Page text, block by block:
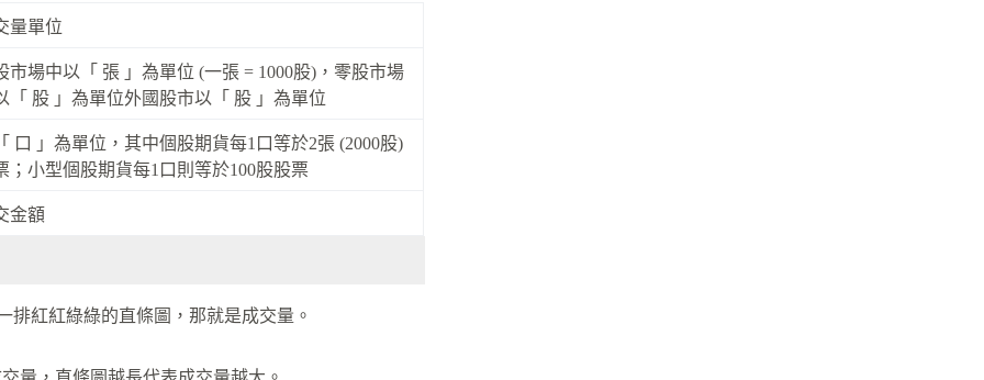
量單位
市場中以「 張 」為單位 (一張 = 1000股)，零股市場
「 股 」為單位外國股市以「 股 」為單位
口 」為單位，其中個股期貨每1口等於2張 (2000股)
；小型個股期貨每1口則等於100股股票
金額
紅紅綠綠的直條圖，那就是成交量。